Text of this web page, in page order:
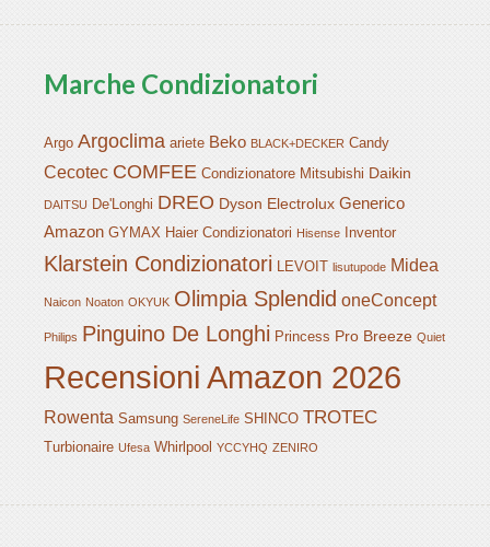
Marche Condizionatori
Argo Argoclima ariete Beko BLACK+DECKER Candy
Cecotec COMFEE Condizionatore Mitsubishi Daikin
DAITSU De'Longhi DREO Dyson Electrolux Generico
Amazon GYMAX Haier Condizionatori Hisense Inventor
Klarstein Condizionatori LEVOIT lisutupode Midea
Naicon Noaton OKYUK Olimpia Splendid oneConcept
Philips Pinguino De Longhi Princess Pro Breeze Quiet
Recensioni Amazon 2026
Rowenta Samsung SereneLife SHINCO TROTEC
Turbionaire Ufesa Whirlpool YCCYHQ ZENIRO